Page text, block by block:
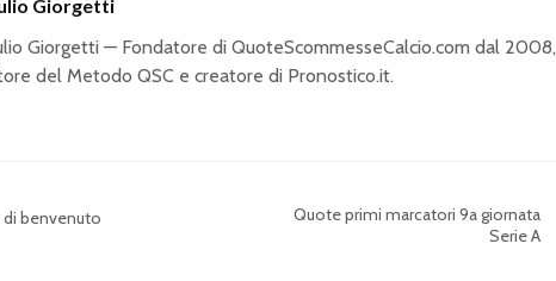
Giorgetti
Giorgetti — Fondatore di QuoteScommesseCalcio.com dal 2008,
del Metodo QSC e creatore di Pronostico.it.
benvenuto
Quote primi marcatori 9a giornata
Serie A